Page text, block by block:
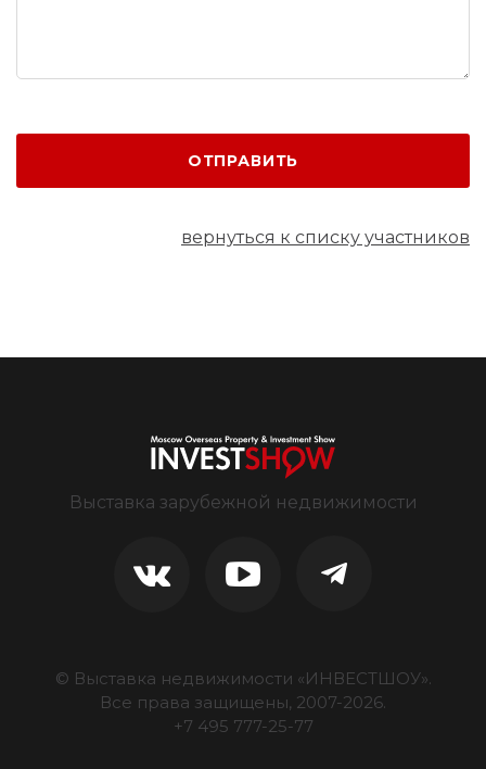
ОТПРАВИТЬ
вернуться к списку участников
Выставка зарубежной недвижимости
© Выставка недвижимости «ИНВЕСТШОУ».
Все права защищены, 2007-2026.
+7 495 777-25-77